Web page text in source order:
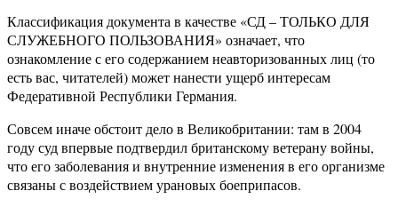
Классификация документа в качестве «СД – ТОЛЬКО ДЛЯ
СЛУЖЕБНОГО ПОЛЬЗОВАНИЯ» означает, что
ознакомление с его содержанием неавторизованных лиц (то
есть вас, читателей) может нанести ущерб интересам
Федеративной Республики Германия.
Совсем иначе обстоит дело в Великобритании: там в 2004
году суд впервые подтвердил британскому ветерану войны,
что его заболевания и внутренние изменения в его организме
связаны с воздействием урановых боеприпасов.